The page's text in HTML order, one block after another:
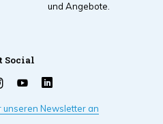
und Angebote.
Social
unseren Newsletter an